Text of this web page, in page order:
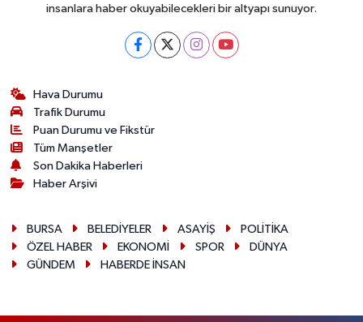
insanlara haber okuyabilecekleri bir altyapı sunuyor.
Hava Durumu
Trafik Durumu
Puan Durumu ve Fikstür
Tüm Manşetler
Son Dakika Haberleri
Haber Arşivi
BURSA BELEDİYELER ASAYİŞ
POLİTİKA
ÖZEL HABER
EKONOMİ SPOR
DÜNYA
GÜNDEM
HABERDE İNSAN